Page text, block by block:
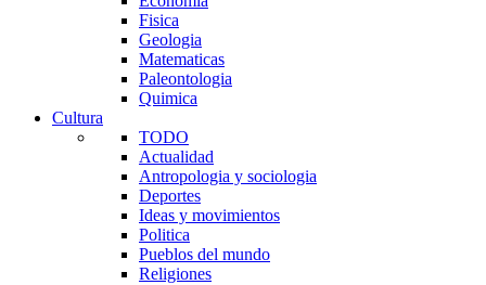
Fisica
Geologia
Matematicas
Paleontologia
Quimica
Cultura
TODO
Actualidad
Antropologia y sociologia
Deportes
Ideas y movimientos
Politica
Pueblos del mundo
Religiones